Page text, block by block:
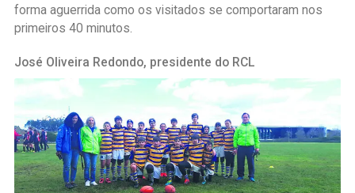
forma aguerrida como os visitados se comportaram nos
primeiros 40 minutos.
José Oliveira Redondo, presidente do RCL